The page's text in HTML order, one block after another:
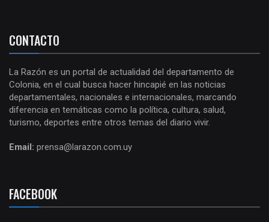
CONTACTO
La Razón es un portal de actualidad del departamento de
Colonia, en el cual busca hacer hincapié en las noticias
departamentales, nacionales e internacionales, marcando
diferencia en temáticas como la política, cultura, salud,
turismo, deportes entre otros temas del diario vivir.
Email: prensa@larazon.com.uy
FACEBOOK